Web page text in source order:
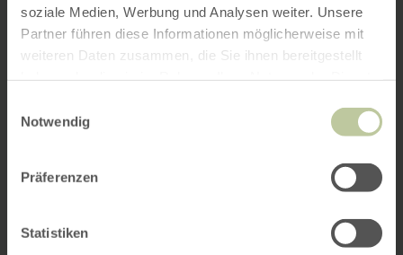
soziale Medien, Werbung und Analysen weiter. Unsere
Partner führen diese Informationen möglicherweise mit
weiteren Daten zusammen, die Sie ihnen bereitgestellt
Notwendig
Präferenzen
Statistiken